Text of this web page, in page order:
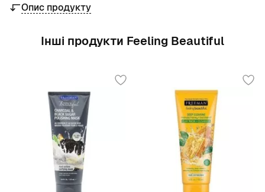
Опис продукту
Інші продукти Feeling Beautiful